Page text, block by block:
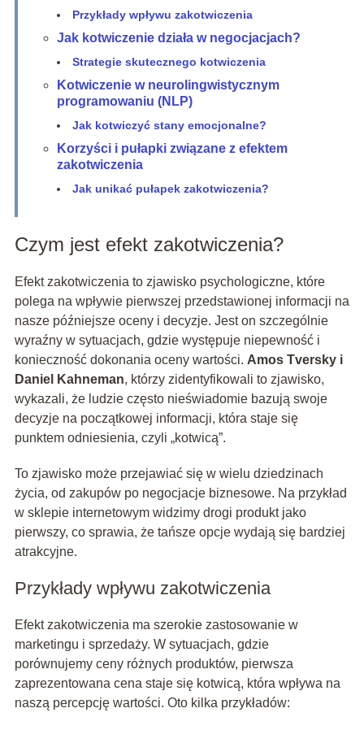
Przykłady wpływu zakotwiczenia
Jak kotwiczenie działa w negocjacjach?
Strategie skutecznego kotwiczenia
Kotwiczenie w neurolingwistycznym
programowaniu (NLP)
Jak kotwiczyć stany emocjonalne?
Korzyści i pułapki związane z efektem
zakotwiczenia
Jak unikać pułapek zakotwiczenia?
Czym jest efekt zakotwiczenia?
Efekt zakotwiczenia to zjawisko psychologiczne, które
polega na wpływie pierwszej przedstawionej informacji na
nasze późniejsze oceny i decyzje. Jest on szczególnie
wyraźny w sytuacjach, gdzie występuje niepewność i
konieczność dokonania oceny wartości. Amos Tversky i
Daniel Kahneman, którzy zidentyfikowali to zjawisko,
wykazali, że ludzie często nieświadomie bazują swoje
decyzje na początkowej informacji, która staje się
punktem odniesienia, czyli „kotwicą”.
To zjawisko może przejawiać się w wielu dziedzinach
życia, od zakupów po negocjacje biznesowe. Na przykład
w sklepie internetowym widzimy drogi produkt jako
pierwszy, co sprawia, że tańsze opcje wydają się bardziej
atrakcyjne.
Przykłady wpływu zakotwiczenia
Efekt zakotwiczenia ma szerokie zastosowanie w
marketingu i sprzedaży. W sytuacjach, gdzie
porównujemy ceny różnych produktów, pierwsza
zaprezentowana cena staje się kotwicą, która wpływa na
naszą percepcję wartości. Oto kilka przykładów: